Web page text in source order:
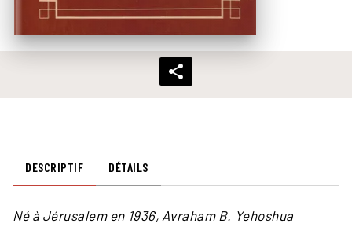
DESCRIPTIF DÉTAILS
Né à Jérusalem en 1936, Avraham B. Yehoshua